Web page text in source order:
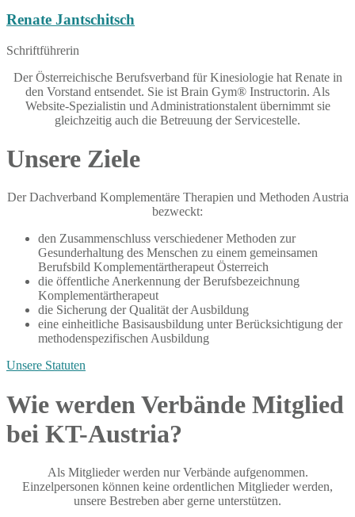
Renate Jantschitsch
Schriftführerin
Der Österreichische Berufsverband für Kinesiologie hat Renate in
den Vorstand entsendet. Sie ist Brain Gym® Instructorin. Als
Website-Spezialistin und Administrationstalent übernimmt sie
gleichzeitig auch die Betreuung der Servicestelle.
Unsere Ziele
Der Dachverband Komplementäre Therapien und Methoden Austria
bezweckt:
den Zusammenschluss verschiedener Methoden zur
Gesunderhaltung des Menschen zu einem gemeinsamen
Berufsbild Komplementärtherapeut Österreich
die öffentliche Anerkennung der Berufsbezeichnung
Komplementärtherapeut
die Sicherung der Qualität der Ausbildung
eine einheitliche Basisausbildung unter Berücksichtigung der
methodenspezifischen Ausbildung
Unsere Statuten
Wie werden Verbände Mitglied
bei KT-Austria?
Als Mitglieder werden nur Verbände aufgenommen.
Einzelpersonen können keine ordentlichen Mitglieder werden,
unsere Bestreben aber gerne unterstützen.